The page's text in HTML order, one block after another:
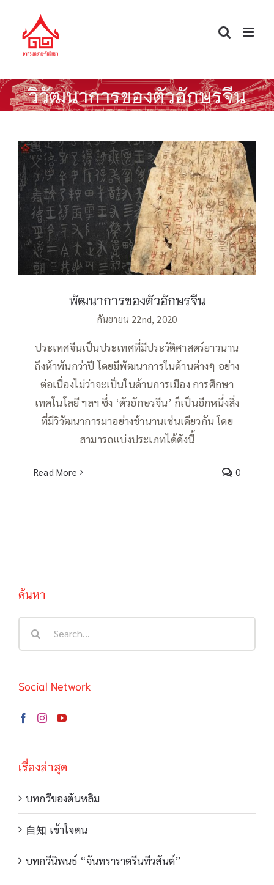
content
วิวัฒนาการของตัวอักษรจีน
พัฒนาการของตัวอักษรจีน
พัฒนาการของตัวอักษรจีน
กันยายน 22nd, 2020
ประเทศจีนเป็นประเทศที่มีประวัติศาสตร์ยาวนาน
ถึงห้าพันกว่าปี โดยมีพัฒนาการในด้านต่างๆ อย่าง
ต่อเนื่องไม่ว่าจะเป็นในด้านการเมือง การศึกษา
เทคโนโลยี ฯลฯ ซึ่ง ‘ตัวอักษรจีน’ ก็เป็นอีกหนึ่งสิ่ง
ที่มีวิวัฒนาการมาอย่างช้านานเช่นเดียวกัน โดย
สามารถแบ่งประเภทได้ดังนี้
Read More 0
ค้นหา
Social Network
เรื่องล่าสุด
บทกวีของตันหลิม
自知 เข้าใจตน
บทกวีนิพนธ์ “จันทราราตรีนทีวสันต์”